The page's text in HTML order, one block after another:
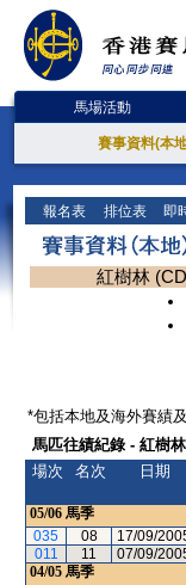
馬場活動
賽事資料(本
報名表 排位表 即
紅樹林
*包括本地及海外賽績
馬匹往績紀錄 - 紅樹林
場次
名次 日期
05/06 馬季
035
08 17/09/
011
11 07/09/
04/05 馬季